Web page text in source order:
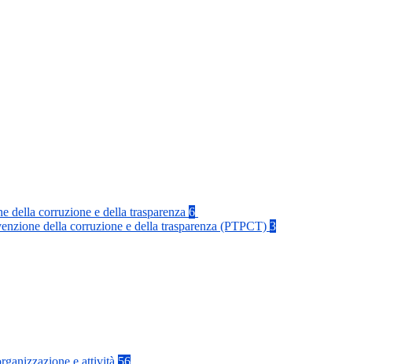
della corruzione e della trasparenza 6
della corruzione e della trasparenza (PTPCT) 3